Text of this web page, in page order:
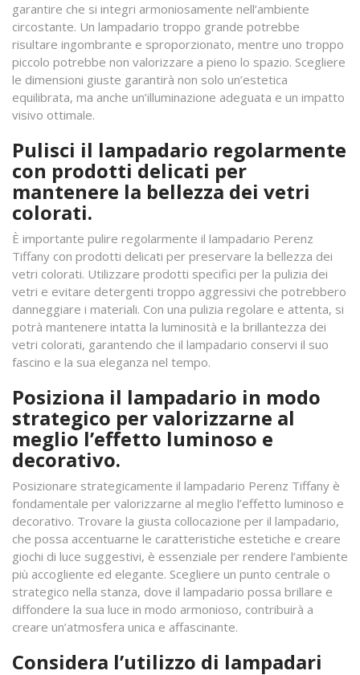
garantire che si integri armoniosamente nell’ambiente
circostante. Un lampadario troppo grande potrebbe
risultare ingombrante e sproporzionato, mentre uno troppo
piccolo potrebbe non valorizzare a pieno lo spazio. Scegliere
le dimensioni giuste garantirà non solo un’estetica
equilibrata, ma anche un’illuminazione adeguata e un impatto
visivo ottimale.
Pulisci il lampadario regolarmente
con prodotti delicati per
mantenere la bellezza dei vetri
colorati.
È importante pulire regolarmente il lampadario Perenz
Tiffany con prodotti delicati per preservare la bellezza dei
vetri colorati. Utilizzare prodotti specifici per la pulizia dei
vetri e evitare detergenti troppo aggressivi che potrebbero
danneggiare i materiali. Con una pulizia regolare e attenta, si
potrà mantenere intatta la luminosità e la brillantezza dei
vetri colorati, garantendo che il lampadario conservi il suo
fascino e la sua eleganza nel tempo.
Posiziona il lampadario in modo
strategico per valorizzarne al
meglio l’effetto luminoso e
decorativo.
Posizionare strategicamente il lampadario Perenz Tiffany è
fondamentale per valorizzarne al meglio l’effetto luminoso e
decorativo. Trovare la giusta collocazione per il lampadario,
che possa accentuarne le caratteristiche estetiche e creare
giochi di luce suggestivi, è essenziale per rendere l’ambiente
più accogliente ed elegante. Scegliere un punto centrale o
strategico nella stanza, dove il lampadario possa brillare e
diffondere la sua luce in modo armonioso, contribuirà a
creare un’atmosfera unica e affascinante.
Considera l’utilizzo di lampadari